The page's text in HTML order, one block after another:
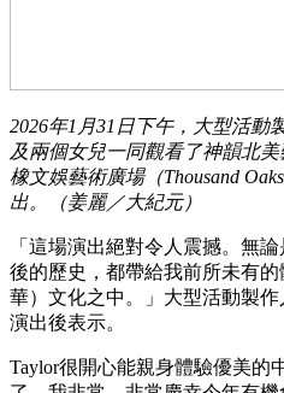
2026年1月31日下午，大型活動
及兩個女兒一同觀看了神韻北
橡文娛藝術廣場（Thousand
出。（姜麗／大紀元）
「這場演出絕對令人震撼。無
後的歷史，都帶給我前所未有
華）文化之中。」大型活動製作
演出後表示。
Taylor很開心能親身體驗優美的